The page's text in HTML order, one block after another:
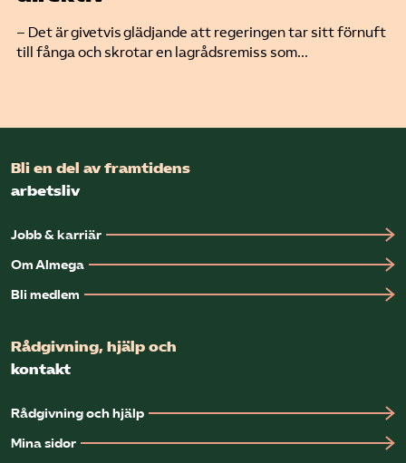
– Det är givetvis glädjande att regeringen tar sitt förnuft
till fånga och skrotar en lagrådsremiss som...
Bli en del av framtidens
arbetsliv
Jobb & karriär
Om Almega
Bli medlem
Rådgivning, hjälp och
kontakt
Rådgivning och hjälp
Mina sidor